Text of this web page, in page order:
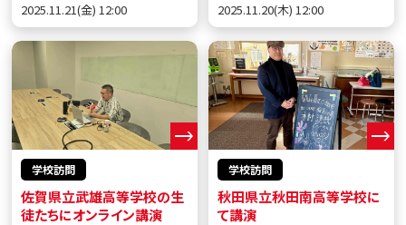
2025.11.21(金) 12:00 2025.11.20(木) 12:00
学校訪問
佐賀県立武雄高等学校の生
徒たちにオンライン講演
学校訪問
秋田県立秋田南高等学校に
て講演